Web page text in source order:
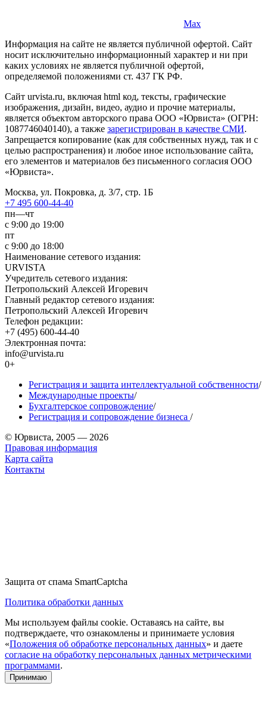
Max
Информация на сайте не является публичной офертой. Cайт
носит исключительно информационный характер и ни при
каких условиях не является публичной офертой,
определяемой положениями ст. 437 ГК РФ.
Сайт urvista.ru, включая html код, тексты, графические
изображения, дизайн, видео­, аудио­ и прочие материалы,
является объектом авторского права ООО «Юрвиста» (ОГРН:
1087746040140), а также зарегистрирован в качестве СМИ.
Запрещается копирование (как для собственных нужд, так и с
целью распространения) и любое иное использование сайта,
его элементов и материалов без письменного согласия ООО
«Юрвиста».
Москва, ул. Покровка, д. 3/7, стр. 1Б
+7 495 600-44-40
пн—чт
с 9:00 до 19:00
пт
с 9:00 до 18:00
Наименование сетевого издания:
URVISTA
Учредитель сетевого издания:
Петропольский Алексей Игоревич
Главный редактор сетевого издания:
Петропольский Алексей Игоревич
Телефон редакции:
+7 (495) 600-44-40
Электронная почта:
info@urvista.ru
0+
Регистрация и защита интеллектуальной собственности/
Международные проекты/
Бухгалтерское сопровождение/
Регистрация и сопровождение бизнеса /
© Юрвиста, 2005 — 2026
Правовая информация
Карта сайта
Контакты
Защита от спама SmartCaptcha
Политика обработки данных
Мы используем файлы cookie. Оставаясь на сайте, вы
подтверждаете, что ознакомлены и принимаете условия
«Положения об обработке персональных данных» и даете
согласие на обработку персональных данных метрическими
программами.
Принимаю